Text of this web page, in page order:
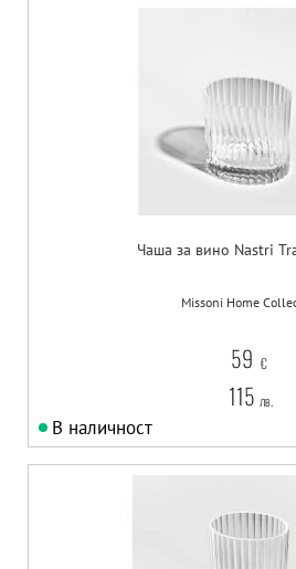
Чаша за вино Nastri
Missoni Home
59 €
115 лв.
В наличност